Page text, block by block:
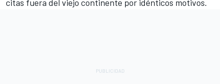
citas fuera del viejo continente por idénticos motivos.